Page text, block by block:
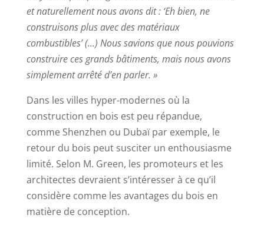
et naturellement nous avons dit : ‘Eh bien, ne
construisons plus avec des matériaux
combustibles’ (…) Nous savions que nous pouvions
construire ces grands bâtiments, mais nous avons
simplement arrêté d’en parler. »
Dans les villes hyper-modernes où la
construction en bois est peu répandue,
comme Shenzhen ou Dubaï par exemple, le
retour du bois peut susciter un enthousiasme
limité. Selon M. Green, les promoteurs et les
architectes devraient s’intéresser à ce qu’il
considère comme les avantages du bois en
matière de conception.